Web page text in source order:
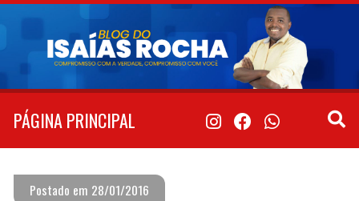
Pular
conteúdo
PÁGINA PRINCIPAL
Postado em 28/01/2016